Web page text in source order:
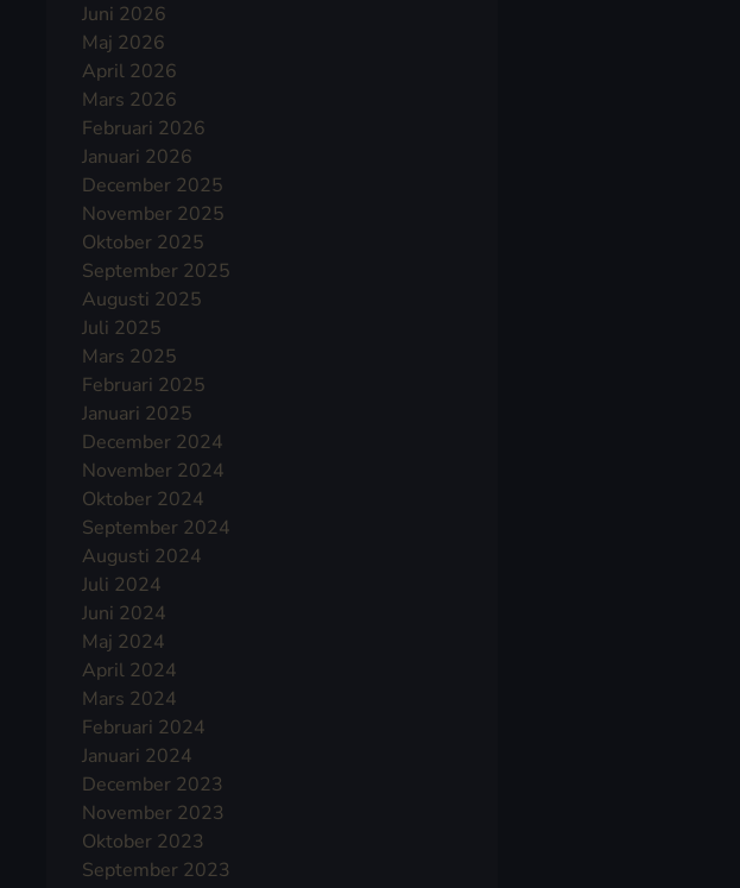
Juni 2026
Maj 2026
April 2026
Mars 2026
Februari 2026
Januari 2026
December 2025
November 2025
Oktober 2025
September 2025
Augusti 2025
Juli 2025
Mars 2025
Februari 2025
Januari 2025
December 2024
November 2024
Oktober 2024
September 2024
Augusti 2024
Juli 2024
Juni 2024
Maj 2024
April 2024
Mars 2024
Februari 2024
Januari 2024
December 2023
November 2023
Oktober 2023
September 2023